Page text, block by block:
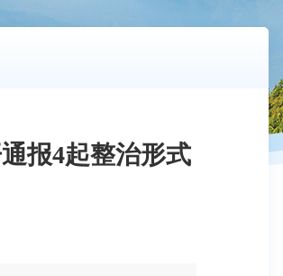
报4起整治形式